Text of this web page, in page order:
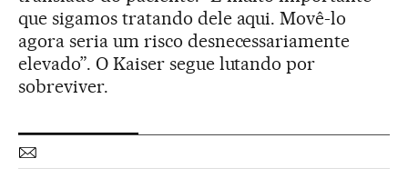
que sigamos tratando dele aqui. Movê-lo
agora seria um risco desnecessariamente
elevado”. O Kaiser segue lutando por
sobreviver.